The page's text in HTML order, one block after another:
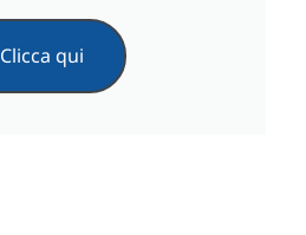
Clicca qui